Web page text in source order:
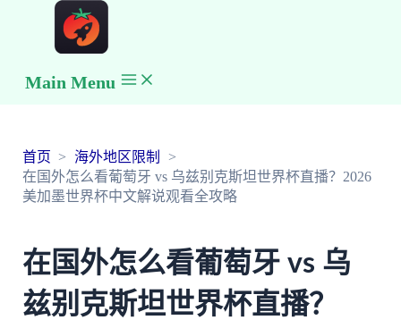
Main Menu
首页
海外地区限制
在国外怎么看葡萄牙 vs 乌兹别克斯坦世界杯直播？2026
美加墨世界杯中文解说观看全攻略
在国外怎么看葡萄牙 vs 乌
兹别克斯坦世界杯直播？